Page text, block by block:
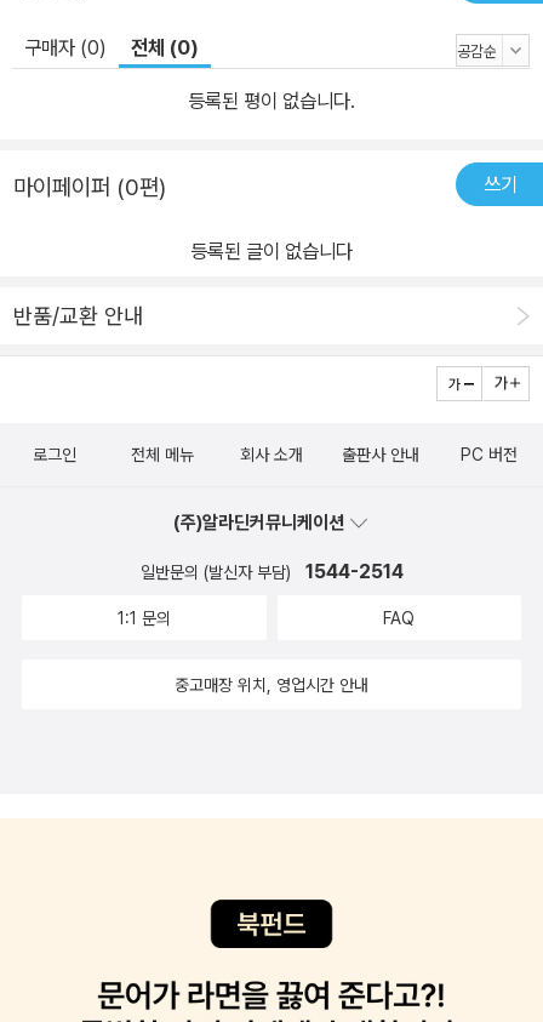
구매자 (0) 전체 (0)
등록된 평이 없습니다.
마이페이퍼 (0편) 쓰기
등록된 글이 없습니다
반품/교환 안내
로그인 전체 메뉴 회사 소개 출판사 안내 PC 버전
(주)알라딘커뮤니케이션
일반문의 (발신자 부담) 1544-2514
1:1 문의 FAQ
중고매장 위치, 영업시간 안내